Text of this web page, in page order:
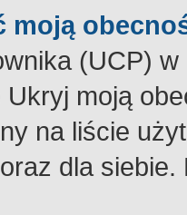
moją
(UCP) w
moją
na liście
dla